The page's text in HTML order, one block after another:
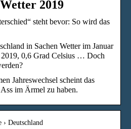
2019
steht bevor: So wird das
in Sachen Wetter im Januar
0,6 Grad Celsius … Doch
Jahreswechsel scheint das
im Ärmel zu haben.
Deutschland